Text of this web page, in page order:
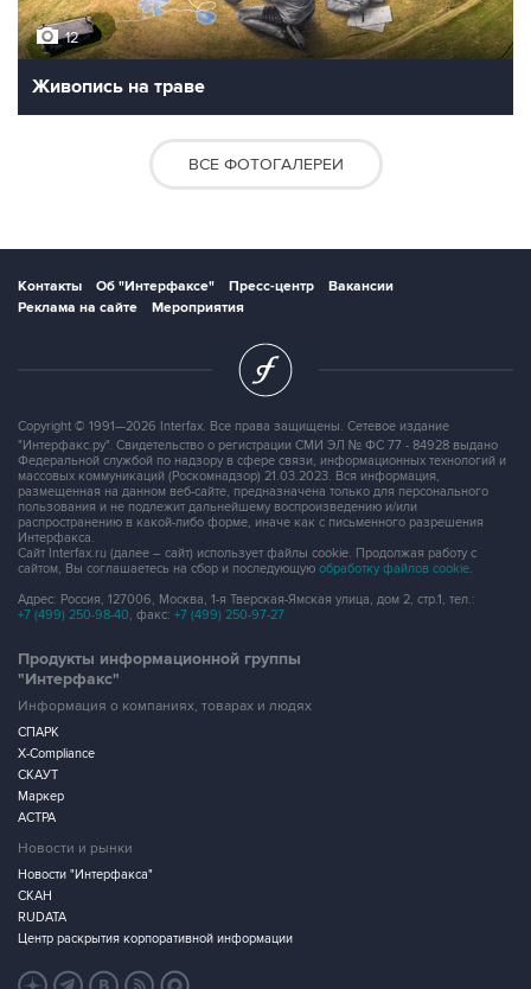
12
Живопись на траве
ВСЕ ФОТОГАЛЕРЕИ
Контакты Об "Интерфаксе" Пресс-центр
Вакансии
Реклама на сайте
Мероприятия
Copyright © 1991—2026 Interfax. Все права защищены. Сетевое издание
"Интерфакс.ру". Свидетельство о регистрации СМИ ЭЛ № ФС 77 - 84928 выдано
Федеральной службой по надзору в сфере связи, информационных технологий и
массовых коммуникаций (Роскомнадзор) 21.03.2023. Вся информация,
размещенная на данном веб-сайте, предназначена только для персонального
пользования и не подлежит дальнейшему воспроизведению и/или
распространению в какой-либо форме, иначе как с письменного разрешения
Интерфакса.
Сайт Interfax.ru (далее – сайт) использует файлы cookie. Продолжая работу с
сайтом, Вы соглашаетесь на сбор и последующую обработку файлов cookie.
Адрес: Россия, 127006, Москва, 1-я Тверская-Ямская улица, дом 2, стр.1, тел.:
+7 (499) 250-98-40, факс: +7 (499) 250-97-27
Продукты информационной группы
"Интерфакс"
Информация о компаниях, товарах и людях
СПАРК
X-Compliance
СКАУТ
Маркер
АСТРА
Новости и рынки
Новости "Интерфакса"
СКАН
RUDATA
Центр раскрытия корпоративной информации